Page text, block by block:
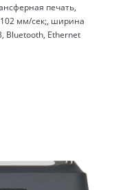
печать,
102 мм/сек;, ширина
Bluetooth, Ethernet